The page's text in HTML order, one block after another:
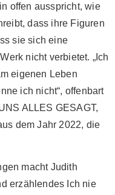
offen ausspricht, wie
dass ihre Figuren
sie sich eine
nicht verbietet. „Ich
eigenen Leben
ich nicht“, offenbart
ALLES GESAGT,
dem Jahr 2022, die
macht Judith
erzählendes Ich nie